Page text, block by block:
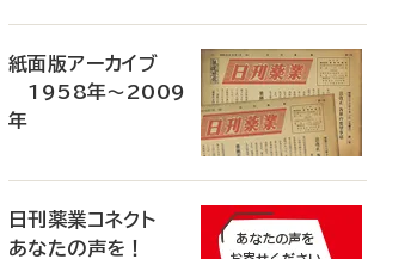
紙面版アーカイブ
1958年～2009
年
日刊薬業コネクト
あなたの声を！